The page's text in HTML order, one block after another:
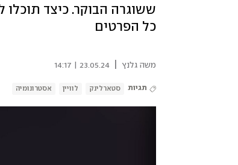
ששוגרה הבוקר. כיצד
כל הפרטים
משה גלנץ 23.05.24 | 14:17
תגיות סטארלינק לוויין אסטרונומיה